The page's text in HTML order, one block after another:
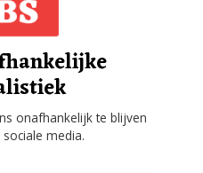
onafhankelijk te blijven
media.